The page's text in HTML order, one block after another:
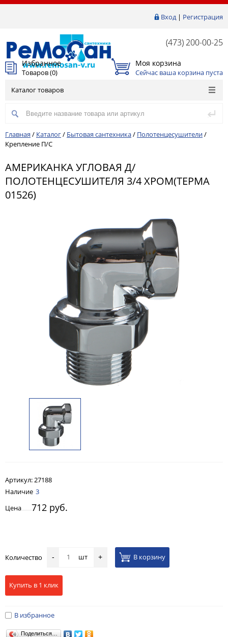
Вход| Регистрация
(473) 200-00-25
Избранное
Товаров (0)
Моя корзина
Сейчас ваша корзина пуста
Каталог товаров
Главная / Каталог/ Бытовая сантехника/ Полотенцесушители/
Крепление П/С
АМЕРИКАНКА УГЛОВАЯ Д/
ПОЛОТЕНЦЕСУШИТЕЛЯ 3/4 ХРОМ(ТЕРМА
01526)
Артикул: 27188
Наличие 3
Цена
712 руб.
Количество - шт + В корзину
Купить в 1 клик
В избранное
Поделиться…